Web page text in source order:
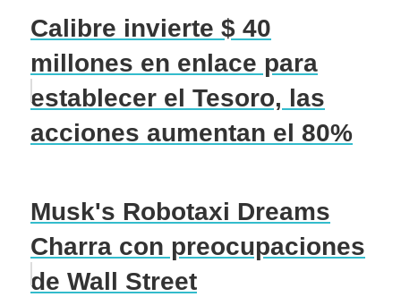
Calibre invierte $ 40
millones en enlace para
establecer el Tesoro, las
acciones aumentan el 80%
Musk's Robotaxi Dreams
Charra con preocupaciones
de Wall Street